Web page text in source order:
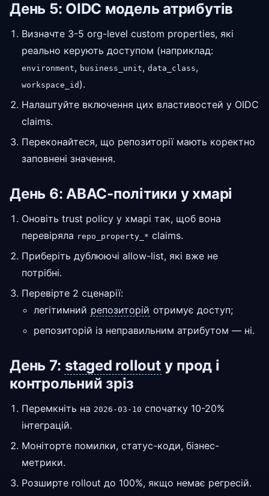
День 5: OIDC модель атрибутів
Визначте 3-5 org-level custom properties, які
реально керують доступом (наприклад:
environment, business_unit, data_class,
workspace_id ).
Налаштуйте включення цих властивостей у OIDC
claims.
Переконайтеся, що репозиторії мають коректно
заповнені значення.
День 6: ABAC-політики у хмарі
Оновіть trust policy у хмарі так, щоб вона
перевіряла repo_property_* claims.
Приберіть дублюючі allow-list, які вже не
потрібні.
Перевірте 2 сценарії:
легітимний репозиторій отримує доступ;
репозиторій із неправильним атрибутом — ні.
День 7: staged rollout у прод і
контрольний зріз
Перемкніть на 2026-03-10 спочатку 10-20%
інтеграцій.
Моніторте помилки, статус-коди, бізнес-
метрики.
Розширте rollout до 100%, якщо немає регресій.